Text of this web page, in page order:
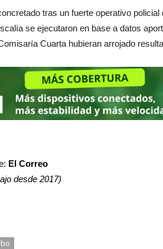
tras un fuerte operativo
se ejecutaron en base a datos
Cuarta hubieran arrojado
El Correo
desde 2017)